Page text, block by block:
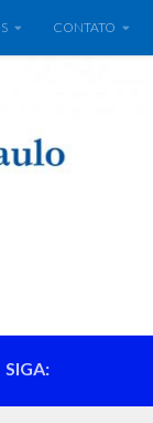
CONTATO
SIGA: